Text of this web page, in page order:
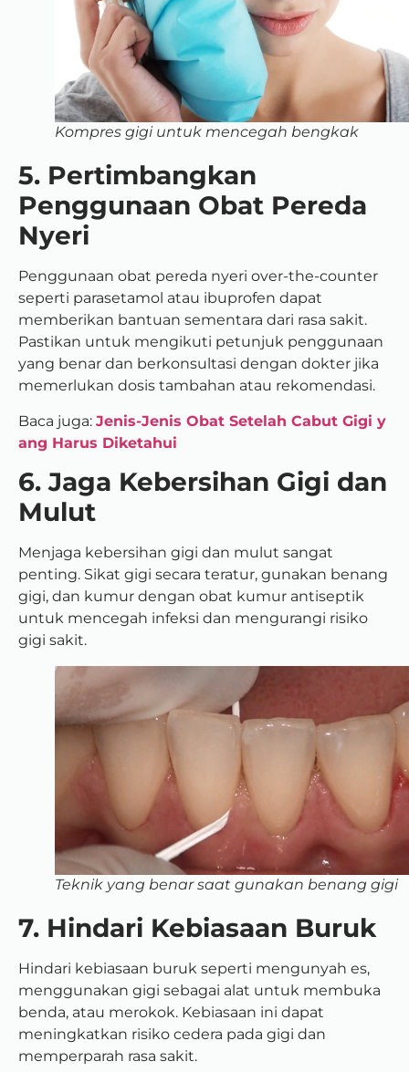
Kompres gigi untuk mencegah bengkak
5. Pertimbangkan
Penggunaan Obat Pereda
Nyeri
Penggunaan obat pereda nyeri over-the-counter
seperti parasetamol atau ibuprofen dapat
memberikan bantuan sementara dari rasa sakit.
Pastikan untuk mengikuti petunjuk penggunaan
yang benar dan berkonsultasi dengan dokter jika
memerlukan dosis tambahan atau rekomendasi.
Baca juga: Jenis-Jenis Obat Setelah Cabut Gigi y
ang Harus Diketahui
6. Jaga Kebersihan Gigi dan
Mulut
Menjaga kebersihan gigi dan mulut sangat
penting. Sikat gigi secara teratur, gunakan benang
gigi, dan kumur dengan obat kumur antiseptik
untuk mencegah infeksi dan mengurangi risiko
gigi sakit.
Teknik yang benar saat gunakan benang gigi
7. Hindari Kebiasaan Buruk
Hindari kebiasaan buruk seperti mengunyah es,
menggunakan gigi sebagai alat untuk membuka
benda, atau merokok. Kebiasaan ini dapat
meningkatkan risiko cedera pada gigi dan
memperparah rasa sakit.